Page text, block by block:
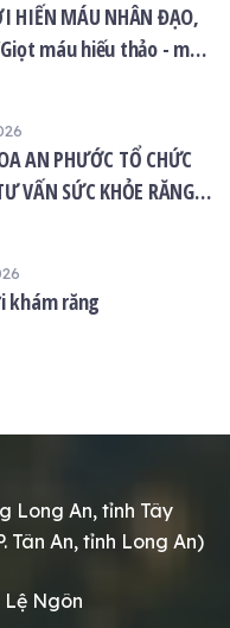
HIẾN MÁU NHÂN ĐẠO,
máu hiếu thảo - mùa
AN PHƯỚC TỔ CHỨC
VẤN SỨC KHỎE RĂNG
khám răng
Long An, tỉnh Tây
Tân An, tỉnh Long An)
Ngôn